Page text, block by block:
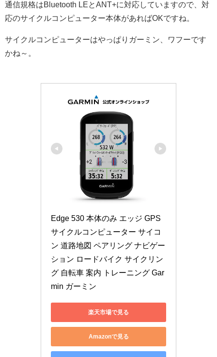
通信規格はBluetooth LEとANT+に対応していますので、対
応のサイクルコンピューター本体があればOKですね。
サイクルコンピューターはやっぱりガーミン、ワフーです
かね～。
Edge 530 本体のみ エッジ GPS
サイクルコンピューター サイコ
ン 道路地図 ペアリング ナビゲー
ション ロードバイク サイクリン
グ 自転車 案内 トレーニング Gar
min ガーミン
楽天市場で見る
Amazonで見る